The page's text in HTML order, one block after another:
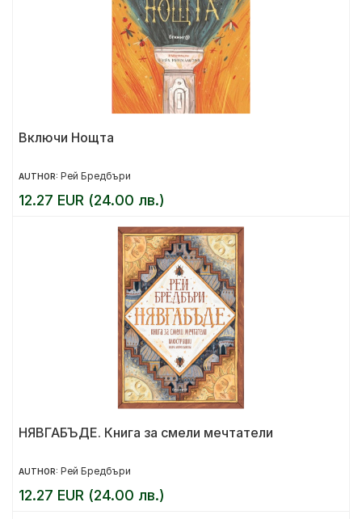
Включи Нощта
AUTHOR: Рей Бредбъри
12.27 EUR (24.00 лв.)
НЯВГАБЪДЕ. Книга за смели мечтатели
AUTHOR: Рей Бредбъри
12.27 EUR (24.00 лв.)